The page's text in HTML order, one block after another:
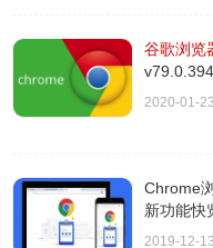
谷歌浏览
2020-01-23
Chrome
新功能快
2019-12-13